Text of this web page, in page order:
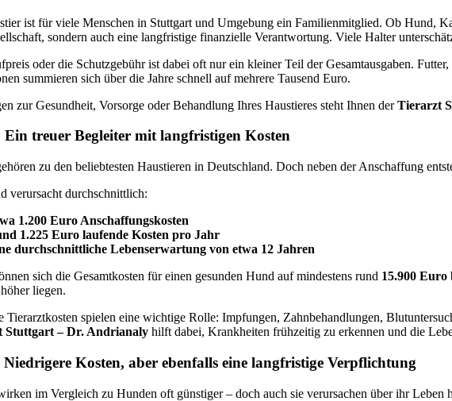
ist für viele Menschen in Stuttgart und Umgebung ein Familienmitglied. Ob Hund,
sondern auch eine langfristige finanzielle Verantwortung. Viele Halter
oder die Schutzgebühr ist dabei oft nur ein kleiner Teil der Gesamtausgaben.
summieren sich über die Jahre schnell auf mehrere Tausend Euro.
zur Gesundheit, Vorsorge oder Behandlung Ihres Haustieres steht Ihnen derTierarzt
treuer Begleiter mit langfristigen Kosten
zu den beliebtesten Haustieren in Deutschland. Doch neben der Anschaffung
verursacht durchschnittlich:
1.200 Euro Anschaffungskosten
1.225 Euro laufende Kosten pro Jahr
durchschnittliche Lebenserwartung von etwa 12 Jahren
sich die Gesamtkosten für einen gesunden Hund auf mindestens rund 15.900 Euro
liegen.
Tierarztkosten spielen eine wichtige Rolle: Impfungen, Zahnbehandlungen,
Stuttgart – Dr. Andrianalyhilft dabei, Krankheiten frühzeitig zu erkennen und die
Kosten, aber ebenfalls eine langfristige Verpflichtung
im Vergleich zu Hunden oft günstiger – doch auch sie verursachen über ihr Leben